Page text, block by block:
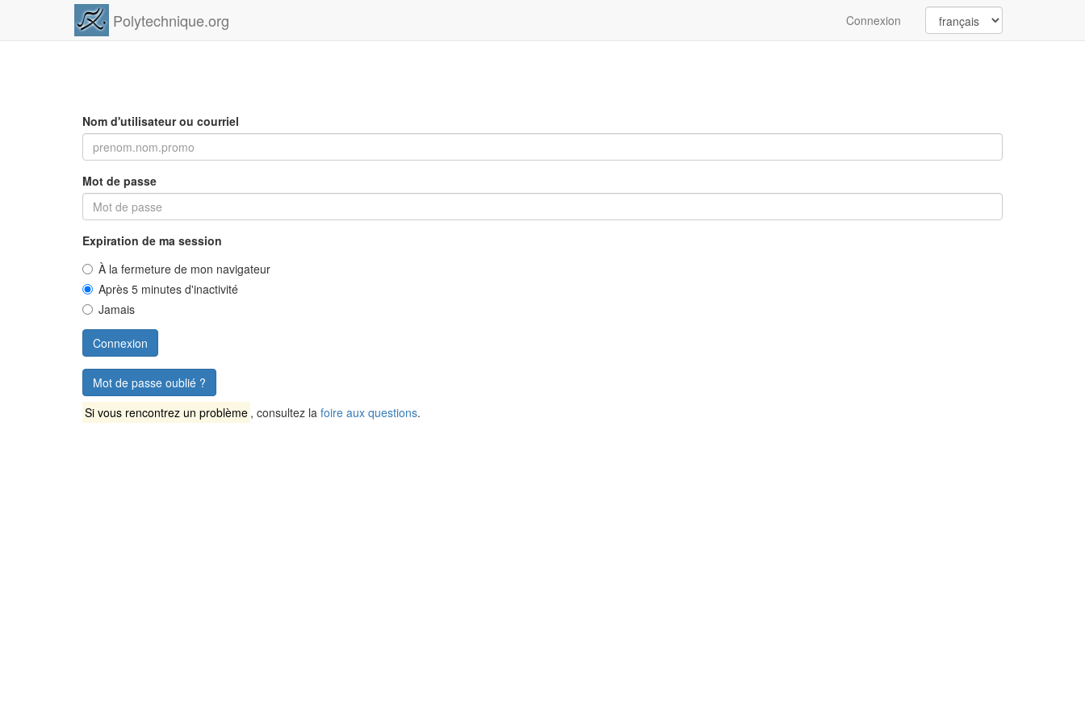
Polytechnique.org Connexion
Nom d'utilisateur ou courriel
Mot de passe
Expiration de ma session
À la fermeture de mon navigateur
Après 5 minutes d'inactivité
Jamais
Mot de passe oublié ?
Si vous rencontrez un problème , consultez la foire aux questions.